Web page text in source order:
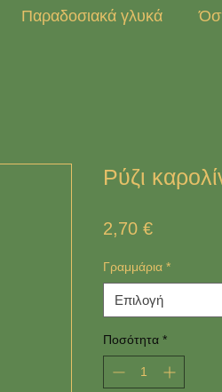
Παραδοσιακά γλυκά
Ρύζι
2,70 €Τιμή
Γραμμάρια *
Επιλογή
Ποσότητα *